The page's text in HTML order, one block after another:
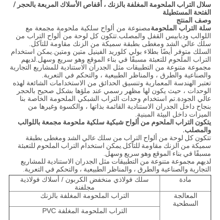
سلال التراب الملحومة المغلفة بالزنك ، أقفاص الأسلاك المربعة بالحجر /
الفتحة المستطيلة
وصف المنتج
سلة التراب الملحومةمصنوعة من ألواح سلكية ملحومة مجمعة مع
اللوالب ودبابيس القفل والمصلب.تتكون كل لوحة من ألواح التراب من
سلك عالي الشد ومغطى بطبقة سميكة من الزنك مقاومة للتآكل.
السلك متوفر أيضًا بطلاء بولي كلوريد الفينيل متين ومتين.يمكن استخدام
التراب الملحوم للتعبئة مسبقًا في بناء الموقع وهو سريع وسهل.لديهم
مجموعة متنوعة من التطبيقات مثل الجدران الاستنادية للمشاريع التجارية
والصناعية والطرق ، والمناظر الطبيعية ، والتحكم في التعرية.
تعتبر الهندسة المعمارية وتنسيق الحدائق من الاستخدامات الشائعة لهذه
الوحدات ، حيث يكون لها مظهر رسمي عند ملؤها بشكل صحيح بالحجر
عالي الجودة.تم استخدام وحدات التراب الشبكي الملحومة الخاصة بنا
بنجاح داخل الجدران الاستنادية القائمة بذاتها ، والكسوة وغيرها من
الميزات داخل البيئة المبنية.
يتكون التراب الملحوم من ألواح شبكية سلكية ملحومة مجمعة باللوالب
والمصلب.
تتكون كل لوحة من ألواح التراب من سلك عالي الشد ومغطى بطبقة
سميكة من الزنك مقاومة للتآكل.يمكن استخدام التراب الملحوم للتعبئة
مسبقًا في بناء الموقع وهو سريع وسهل.
لديهم مجموعة متنوعة من التطبيقات مثل الجدران الاستنادية للمشاريع
التجارية والصناعية والطرق ، والمناظر الطبيعية ، والتحكم في التعرية.
مادة
سلك فولاذي منخفض الكربون / أسلاك فولاذية
مجلفنة
المعالجة
السطحية
التراب الملحومة المغلفة بالزنك
التراب الملحومة المغلفة PVC